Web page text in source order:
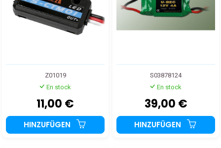
Z01019
En stock
11,00 €
HINZUFÜGEN
S03878124
En stock
39,00 €
HINZUFÜGEN